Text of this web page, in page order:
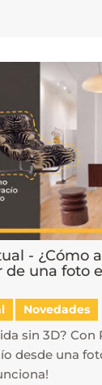
- ¿Cómo
de una foto
Novedades
sin 3D? Con
desde una